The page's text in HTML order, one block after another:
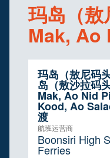
玛岛（
Mak, Ao
玛岛（敖尼码
岛（敖沙拉码
Mak, Ao Nid
Kood, Ao
渡
航班运营商
Boonsiri High
Ferries